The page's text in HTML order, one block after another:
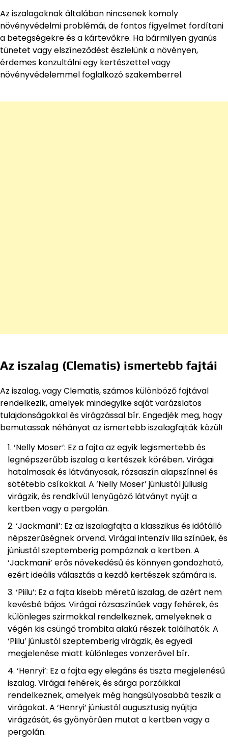
Az iszalagoknak általában nincsenek komoly
növényvédelmi problémái, de fontos figyelmet fordítani
a betegségekre és a kártevőkre. Ha bármilyen gyanús
tünetet vagy elszíneződést észlelünk a növényen,
érdemes konzultálni egy kertészettel vagy
növényvédelemmel foglalkozó szakemberrel.
Az iszalag (Clematis) ismertebb fajtái
Az iszalag, vagy Clematis, számos különböző fajtával
rendelkezik, amelyek mindegyike saját varázslatos
tulajdonságokkal és virágzással bír. Engedjék meg, hogy
bemutassak néhányat az ismertebb iszalagfajták közül!
‘Nelly Moser’: Ez a fajta az egyik legismertebb és
legnépszerűbb iszalag a kertészek körében. Virágai
hatalmasak és látványosak, rózsaszín alapszínnel és
sötétebb csíkokkal. A ‘Nelly Moser’ júniustól júliusig
virágzik, és rendkívül lenyűgöző látványt nyújt a
kertben vagy a pergolán.
‘Jackmanii’: Ez az iszalagfajta a klasszikus és időtálló
népszerűségnek örvend. Virágai intenzív lila színűek, és
júniustól szeptemberig pompáznak a kertben. A
‘Jackmanii’ erős növekedésű és könnyen gondozható,
ezért ideális választás a kezdő kertészek számára is.
‘Piilu’: Ez a fajta kisebb méretű iszalag, de azért nem
kevésbé bájos. Virágai rózsaszínűek vagy fehérek, és
különleges szirmokkal rendelkeznek, amelyeknek a
végén kis csüngő trombita alakú részek találhatók. A
‘Piilu’ júniustól szeptemberig virágzik, és egyedi
megjelenése miatt különleges vonzerővel bír.
‘Henryi’: Ez a fajta egy elegáns és tiszta megjelenésű
iszalag. Virágai fehérek, és sárga porzóikkal
rendelkeznek, amelyek még hangsúlyosabbá teszik a
virágokat. A ‘Henryi’ júniustól augusztusig nyújtja
virágzását, és gyönyörűen mutat a kertben vagy a
pergolán.